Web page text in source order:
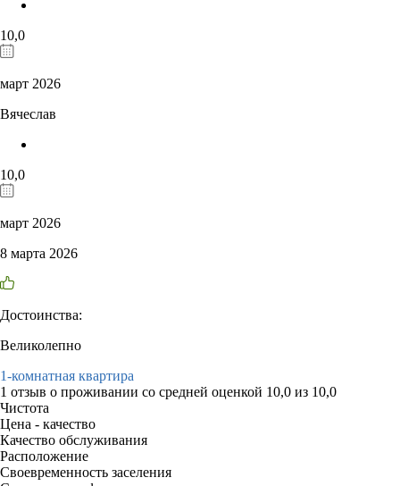
10,0
март 2026
Вячеслав
10,0
март 2026
8 марта 2026
Достоинства:
Великолепно
1-комнатная квартира
1 отзыв о проживании со средней оценкой 10,0 из 10,0
Чистота
Цена - качество
Качество обслуживания
Расположение
Своевременность заселения